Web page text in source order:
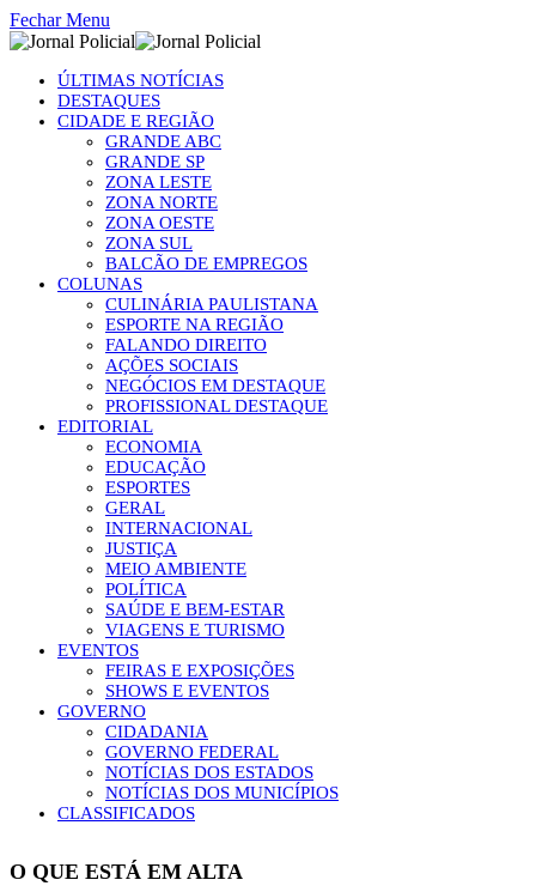
Fechar Menu
ÚLTIMAS NOTÍCIAS
DESTAQUES
CIDADE E REGIÃO
GRANDE ABC
GRANDE SP
ZONA LESTE
ZONA NORTE
ZONA OESTE
ZONA SUL
BALCÃO DE EMPREGOS
COLUNAS
CULINÁRIA PAULISTANA
ESPORTE NA REGIÃO
FALANDO DIREITO
AÇÕES SOCIAIS
NEGÓCIOS EM DESTAQUE
PROFISSIONAL DESTAQUE
EDITORIAL
ECONOMIA
EDUCAÇÃO
ESPORTES
GERAL
INTERNACIONAL
JUSTIÇA
MEIO AMBIENTE
POLÍTICA
SAÚDE E BEM-ESTAR
VIAGENS E TURISMO
EVENTOS
FEIRAS E EXPOSIÇÕES
SHOWS E EVENTOS
GOVERNO
CIDADANIA
GOVERNO FEDERAL
NOTÍCIAS DOS ESTADOS
NOTÍCIAS DOS MUNICÍPIOS
CLASSIFICADOS
O QUE ESTÁ EM ALTA